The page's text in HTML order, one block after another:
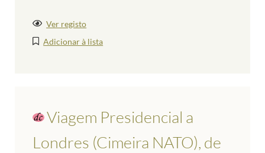
Ver registo
Adicionar à lista
Viagem Presidencial a
Londres (Cimeira NATO), de